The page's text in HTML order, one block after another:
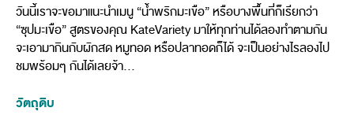
วันนี้เราจะขอมาแนะนำเมนู “น้ำพริกมะเขือ” หรือบางพื้นที่ก็เรียกว่า
“ซุปมะเขือ” สูตรของคุณ KateVariety มาให้ทุกท่านได้ลองทำตามกัน
จะเอามากินกับผักสด หมูทอด หรือปลาทอดก็ได้ จะเป็นอย่างไรลองไป
ชมพร้อมๆ กันได้เลยจ้า…
วัตถุดิบ